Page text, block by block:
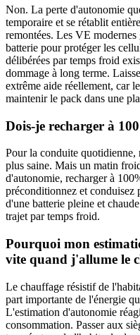
Non. La perte d'autonomie
temporaire et se rétablit
remontées. Les VE
batterie pour protéger les
délibérées par temps froid
dommage à long terme.
extrême aide réellement, car
maintenir le pack dans une
Dois-je recharger à
Pour la conduite quotidienne,
plus saine. Mais un matin
d'autonomie, recharger à
préconditionnez et conduisez
d'une batterie pleine et
trajet par temps froid.
Pourquoi mon
vite quand j'allume le
Le chauffage résistif de
part importante de l'énergie
L'estimation d'autonomie
consommation. Passer aux